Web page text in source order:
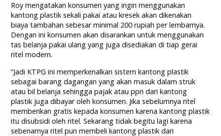
Roy mengatakan konsumen yang ingin menggunakan
kantong plastik sekali pakai atau kresek akan dikenakan
biaya tambahan sebesar minimal 200 rupiah per lembarnya.
Dengan ini konsumen akan disarankan untuk menggunakan
tas belanja pakai ulang yang juga disediakan di tiap gerai
ritel modern.
“Jadi KTPG ini memperkenalkan sistem kantong plastik
sebagai barang dagangan yang akan masuk dalam struk
atau bil belanja sehingga pajak atau ppn dari kantong
plastik juga dibayar oleh konsumen. Jika sebelumnya ritel
memberikan gratis kepada konsumen karena kantong plastik
itu disubsidi oleh ritel. Sekarang tidak begitu lagi karena
sebenarnya ritel pun membeli kantong plastik dari